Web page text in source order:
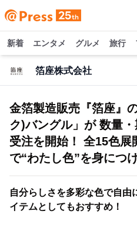
新着 エンタメ グルメ 旅行
箔座株式会社
金箔製造販売『箔座』
ク)バングル」が 数量
受注を開始！ 全15色展
で“わたし色”を身につ
自分らしさを多彩な色で自
イテムとしてもおすすめ！